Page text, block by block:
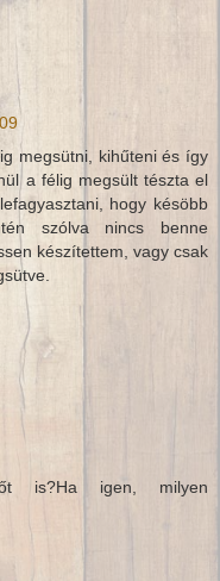
megsütni, kihűteni és így
a félig megsült tészta el
hogy késöbb
szólva nincs benne
készítettem, vagy csak
is?Ha igen, milyen